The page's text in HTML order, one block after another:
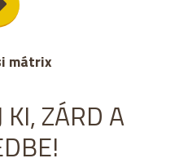
mátrix
ZÁRD A